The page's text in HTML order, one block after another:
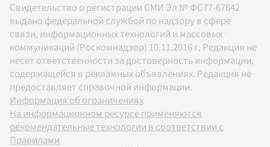
Свидетельство о регистрации СМИ Эл № ФС77-67642
выдано федеральной службой по надзору в сфере
связи, информационных технологий и массовых
коммуникаций (Роскомнадзор) 10.11.2016 г. Редакция не
несет ответственности за достоверность информации,
содержащейся в рекламных объявлениях. Редакция не
предоставляет справочной информации.
Информация об ограничениях
На информационном ресурсе применяются
рекомендательные технологии в соответствии с
Правилами